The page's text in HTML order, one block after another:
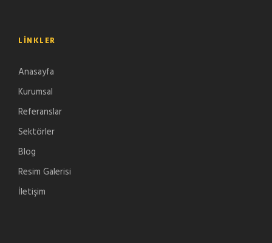
LINKLER
Anasayfa
Kurumsal
Referanslar
Sektörler
Blog
Resim Galerisi
İletişim